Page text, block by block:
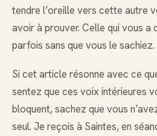
tendre l’oreille vers cette autre
avoir à prouver. Celle qui vous a
parfois sans que vous le sachiez.
Si cet article résonne avec ce
sentez que ces voix intérieures
bloquent, sachez que vous
seul. Je reçois à Saintes, en